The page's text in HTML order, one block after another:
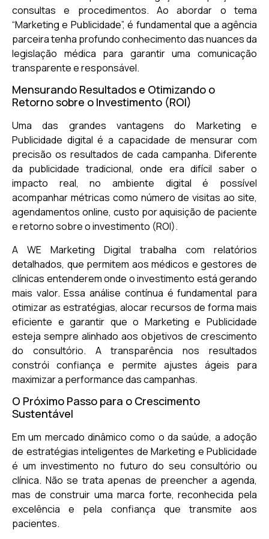
consultas e procedimentos. Ao abordar o tema
“Marketing e Publicidade”, é fundamental que a agência
parceira tenha profundo conhecimento das nuances da
legislação médica para garantir uma comunicação
transparente e responsável.
Mensurando Resultados e Otimizando o
Retorno sobre o Investimento (ROI)
Uma das grandes vantagens do Marketing e
Publicidade digital é a capacidade de mensurar com
precisão os resultados de cada campanha. Diferente
da publicidade tradicional, onde era difícil saber o
impacto real, no ambiente digital é possível
acompanhar métricas como número de visitas ao site,
agendamentos online, custo por aquisição de paciente
e retorno sobre o investimento (ROI).
A WE Marketing Digital trabalha com relatórios
detalhados, que permitem aos médicos e gestores de
clínicas entenderem onde o investimento está gerando
mais valor. Essa análise contínua é fundamental para
otimizar as estratégias, alocar recursos de forma mais
eficiente e garantir que o Marketing e Publicidade
esteja sempre alinhado aos objetivos de crescimento
do consultório. A transparência nos resultados
constrói confiança e permite ajustes ágeis para
maximizar a performance das campanhas.
O Próximo Passo para o Crescimento
Sustentável
Em um mercado dinâmico como o da saúde, a adoção
de estratégias inteligentes de Marketing e Publicidade
é um investimento no futuro do seu consultório ou
clínica. Não se trata apenas de preencher a agenda,
mas de construir uma marca forte, reconhecida pela
excelência e pela confiança que transmite aos
pacientes.